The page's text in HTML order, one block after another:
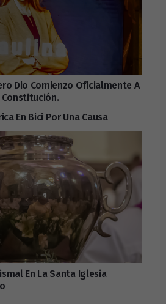
Dio Comienzo Oficialmente A
Constitución.
En Bici Por Una Causa
En La Santa Iglesia